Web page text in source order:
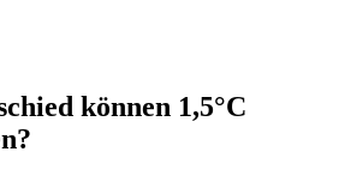
können 1,5°C